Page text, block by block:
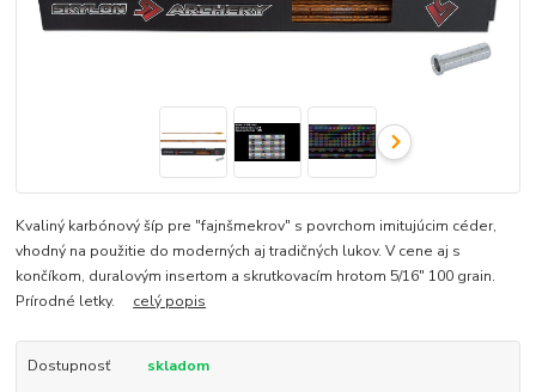
Kvaliný karbónový šíp pre "fajnšmekrov" s povrchom imitujúcim céder,
vhodný na použitie do moderných aj tradičných lukov. V cene aj s
končíkom, duralovým insertom a skrutkovacím hrotom 5/16" 100 grain.
Prírodné letky. celý popis
Dostupnosť
skladom